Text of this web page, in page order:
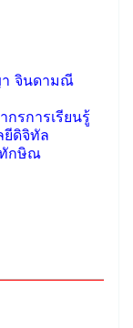
จินดามณี
รการเรียนรู้
ยีดิจิทัล
กษิณ